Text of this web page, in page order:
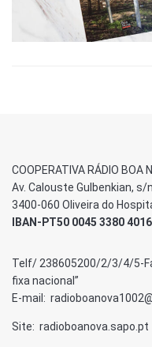
COOPERATIVA RÁDIO BOA
Av. Calouste Gulbenkian, s/n
3400-060 Oliveira do
IBAN-PT50 0045 3380
Telf/ 238605200/2/3/4/5-
fixa nacional”
E-mail:
Site: radioboanova.sapo.pt